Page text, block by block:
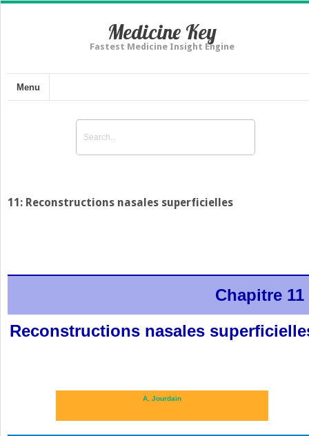
Medicine Key
Fastest Medicine Insight Engine
Menu
11: Reconstructions nasales superficielles
Chapitre 11
Reconstructions nasales
A. Jourdain